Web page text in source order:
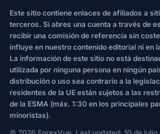
Este sitio contiene enlaces de afiliados a
terceros. Si abres una cuenta a través de
recibir una comisión de referencia sin
influye en nuestro contenido editorial ni en
La información de este sitio no está
utilizada por ninguna persona en ningún
distribución o uso sea contrario a la
residentes de la UE están sujetos a las
de la ESMA (máx. 1:30 en los principales
minoristas).